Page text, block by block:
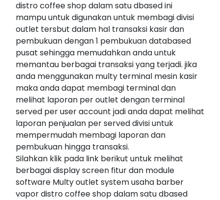
distro coffee shop dalam satu dbased ini
mampu untuk digunakan untuk membagi divisi
outlet tersbut dalam hal transaksi kasir dan
pembukuan dengan 1 pembukuan databased
pusat sehingga memudahkan anda untuk
memantau berbagai transaksi yang terjadi. jika
anda menggunakan multy terminal mesin kasir
maka anda dapat membagi terminal dan
melihat laporan per outlet dengan terminal
served per user account jadi anda dapat melihat
laporan penjualan per served divisi untuk
mempermudah membagi laporan dan
pembukuan hingga transaksi.
Silahkan klik pada link berikut untuk melihat
berbagai display screen fitur dan module
software Multy outlet system usaha barber
vapor distro coffee shop dalam satu dbased